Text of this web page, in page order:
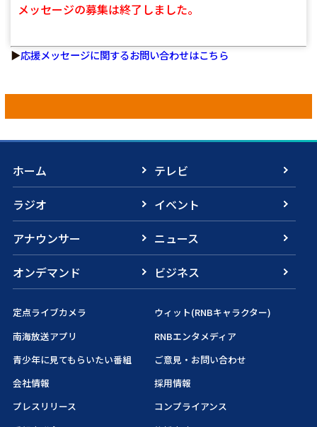
メッセージの募集は終了しました。
▶応援メッセージに関するお問い合わせはこちら
ホーム
テレビ
ラジオ
イベント
アナウンサー
ニュース
オンデマンド
ビジネス
定点ライブカメラ
ウィット(RNBキャラクター)
南海放送アプリ
RNBエンタメディア
青少年に見てもらいたい番組
ご意見・お問い合わせ
会社情報
採用情報
プレスリリース
コンプライアンス